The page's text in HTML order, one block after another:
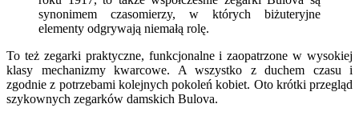
synonimem czasomierzy, w których biżuteryjne
elementy odgrywają niemałą rolę.
To też zegarki praktyczne, funkcjonalne i zaopatrzone w wysokiej
klasy mechanizmy kwarcowe. A wszystko z duchem czasu i
zgodnie z potrzebami kolejnych pokoleń kobiet. Oto krótki przegląd
szykownych zegarków damskich Bulova.